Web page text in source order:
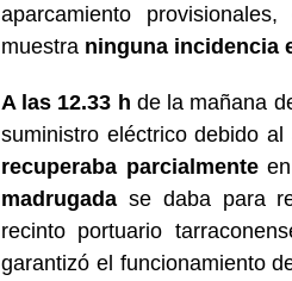
aparcamiento
muestra ninguna incidencia
A las 12.33 h de la mañana
suministro eléctrico debido
recuperaba parcialmenteen
madrugada se daba para
recinto portuario
garantizó el funcionamiento